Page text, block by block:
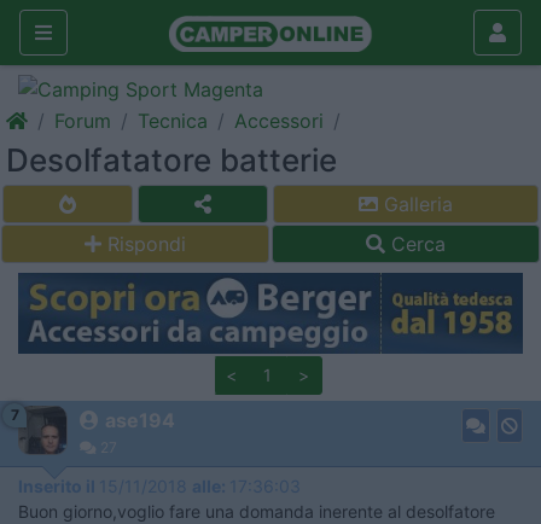
Forum Tecnica Accessori
Desolfatatore batterie
Galleria
Rispondi
Cerca
< 1 >
7 ase194
27
Inserito il 15/11/2018 alle: 17:36:03
Buon giorno,voglio fare una domanda inerente al desolfatore